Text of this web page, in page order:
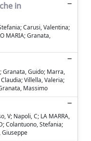
in
Carusi, Valentina;
MARIA; Granata,
Granata, Guido; Marra,
Claudia; Villella, Valeria;
Massimo
V; Napoli, C; LA MARRA,
Colantuono, Stefania;
Giuseppe